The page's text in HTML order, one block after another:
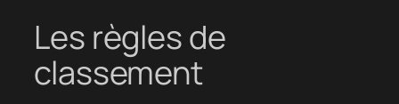
Les règles de
classement